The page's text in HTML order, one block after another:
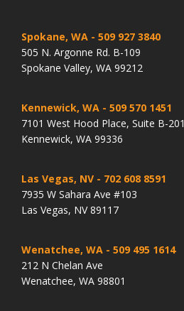
Spokane, WA - 509 927 3840
505 N. Argonne Rd. B-109
Spokane Valley, WA 99212
Kennewick, WA - 509 570 1451
7101 West Hood Place, Suite B-201
Kennewick, WA 99336
Las Vegas, NV - 702 608 8591
7935 W Sahara Ave #103
Las Vegas, NV 89117
Wenatchee, WA - 509 495 1614
212 N Chelan Ave
Wenatchee, WA 98801